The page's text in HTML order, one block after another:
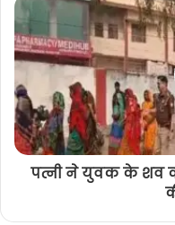
पत्नी ने युवक के शव